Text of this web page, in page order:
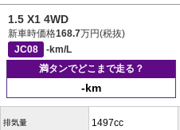
1.5 X1 4WD
新車時価格168.7万円(税抜)
JC08
-km/L
満タンでどこまで走る？
-km
排気量 1497cc